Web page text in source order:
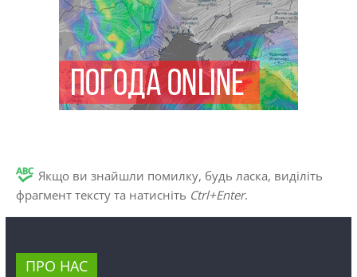
Якщо ви знайшли помилку, будь ласка, виділіть
фрагмент тексту та натисніть Ctrl+Enter.
ПРО НАС